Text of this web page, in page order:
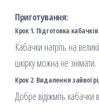
Приготування:
Крок 1. Підготовка кабачків
Кабачки натріть на
шкірку можна не
Крок 2. Видалення зайвої
Добре відіжміть кабачки